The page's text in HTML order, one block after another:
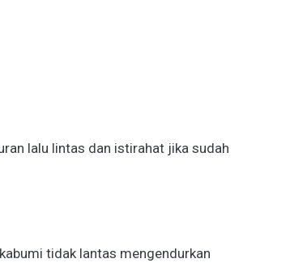
lalu lintas dan istirahat jika sudah
tidak lantas mengendurkan